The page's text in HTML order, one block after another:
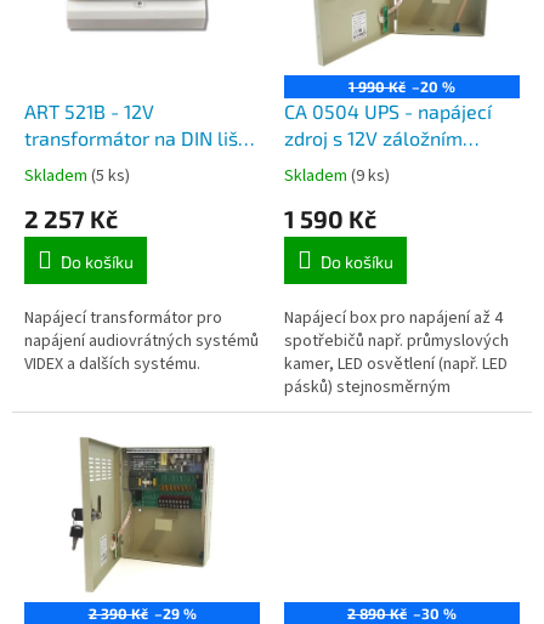
ART 521B - 12V
transformátor na DIN lištu
s elektronikou záložního
zdroje pro audiotelefony
VIDEX
Skladem (5 ks)
2 257 Kč
Do košíku
Napájecí transformátor pro
napájení audiovrátných systémů
VIDEX a dalších systému.
1 990 Kč –20 %
CA 0504 UPS - napájecí
zdroj s 12V záložním
zdrojem UPS, 4 výstupní
kanály, max. zatížení 5A v
kovové skříni se zámkem
Skladem (9 ks)
1 590 Kč
Do košíku
Napájecí box pro napájení až 4
spotřebičů např. průmyslových
kamer, LED osvětlení (např. LED
pásků) stejnosměrným
stabilizovaným napětím 12V do
2 390 Kč –29 % 2 890 Kč –30 %